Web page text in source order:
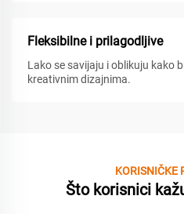
Fleksibilne i prilagodljive
Lako se savijaju i oblikuju kako
kreativnim dizajnima.
KORISNIČKE
Što korisnici